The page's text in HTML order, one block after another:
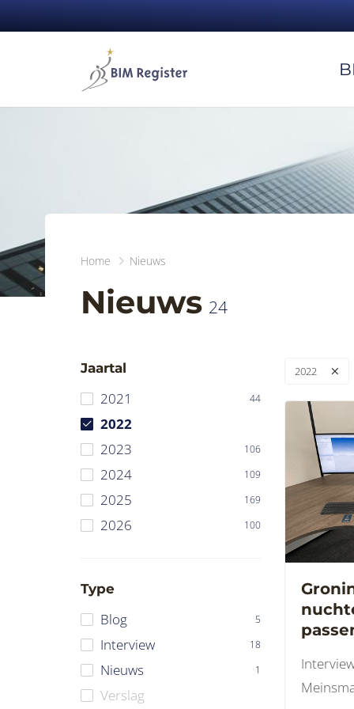
Home Nieuws
Nieuws 24
Jaartal
2021 44
2022
2023
106
2024 109
2025 169
2026 100
Type
Blog 5
Interview 18
Nieuws 1
Verslag
2022